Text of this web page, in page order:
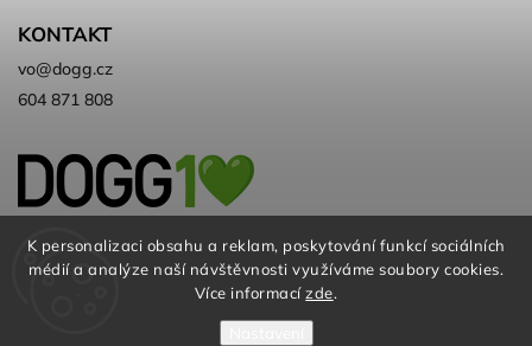
K personalizaci obsahu a reklam, poskytování funkcí sociálních
médií a analýze naší návštěvnosti využíváme soubory cookies.
Více informacízde.
KONTAKT
vo@dogg.cz
604 871 808
Velkoobchod kvalitních a ♻️eko
chovatelských potřeb. Už 10 let